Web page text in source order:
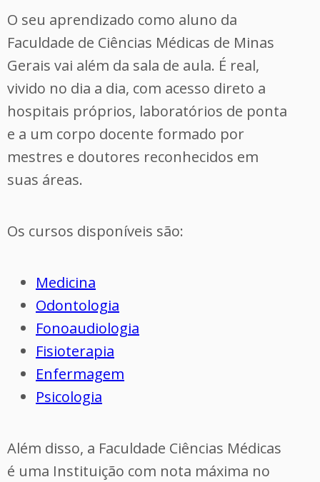
O seu aprendizado como aluno da
Faculdade de Ciências Médicas de Minas
Gerais vai além da sala de aula. É real,
vivido no dia a dia, com acesso direto a
hospitais próprios, laboratórios de ponta
e a um corpo docente formado por
mestres e doutores reconhecidos em
suas áreas.
Os cursos disponíveis são:
Medicina
Odontologia
Fonoaudiologia
Fisioterapia
Enfermagem
Psicologia
Além disso, a Faculdade Ciências Médicas
é uma Instituição com nota máxima no